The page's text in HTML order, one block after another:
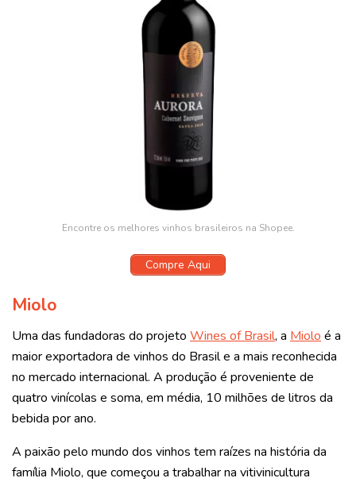
Encontre os melhores vinhos brasileiros na Shopee.
Compre Aqui
Miolo
Uma das fundadoras do projeto Wines of Brasil, a Miolo é a
maior exportadora de vinhos do Brasil e a mais reconhecida
no mercado internacional. A produção é proveniente de
quatro vinícolas e soma, em média, 10 milhões de litros da
bebida por ano.
A paixão pelo mundo dos vinhos tem raízes na história da
família Miolo, que começou a trabalhar na vitivinicultura